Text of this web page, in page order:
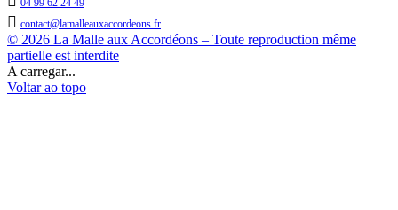
 contact@lamalleauxaccordeons.fr
© 2026 La Malle aux Accordéons – Toute reproduction même
partielle est interdite
A carregar...
Voltar ao topo